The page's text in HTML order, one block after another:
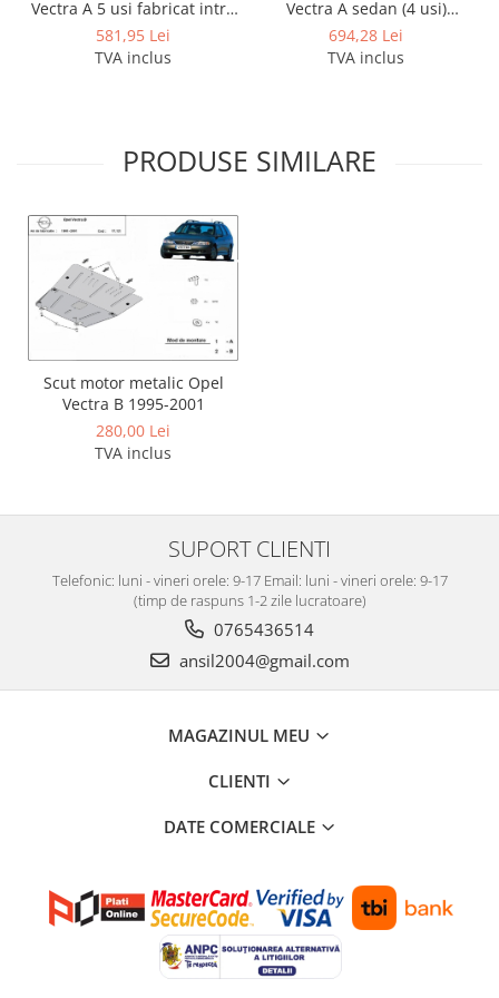
Covorase auto Lexus
Covorase auto Mazda
Covorase auto Mercedes
Covorase auto Nissan
Covorase auto Peugeot
Covorase auto Porsche
Covorase auto Renault
Covorase auto Saab
Covorase auto Seat
Covorase auto Skoda
Covorase auto Subaru
Covorase auto Suzuki
Covorase auto Toyota
Cutii portbagaj pt. bare
transversale
Generatoare curent portabile
Huse scaune auto
Vectra A 5 usi fabricat intre
1988 - 1995 marca Autohak
581,95 Lei
TVA inclus
Vectra A sedan (4 usi)
fabricat intre 1988 - 1995
marca Autohak
694,28 Lei
TVA inclus
PRODUSE SIMILARE
Scut motor metalic Opel
Vectra B 1995-2001
280,00 Lei
TVA inclus
SUPORT CLIENTI
Telefonic: luni - vineri orele: 9-17 Email: luni - vineri orele: 9-17
(timp de raspuns 1-2 zile lucratoare)
0765436514
ansil2004@gmail.com
MAGAZINUL MEU
CLIENTI
DATE COMERCIALE